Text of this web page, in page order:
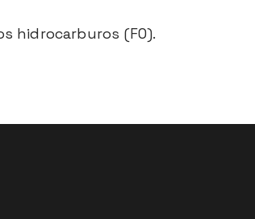
hidrocarburos (FO).